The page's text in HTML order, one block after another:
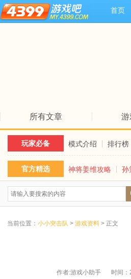
首页
所有文章 游
玩家必备 模式介绍 排行榜
官方精选 神将姜维攻略 孙
当前位置： 小小突击队 > 游戏资料 > 正文
作者:游戏小助手 时间